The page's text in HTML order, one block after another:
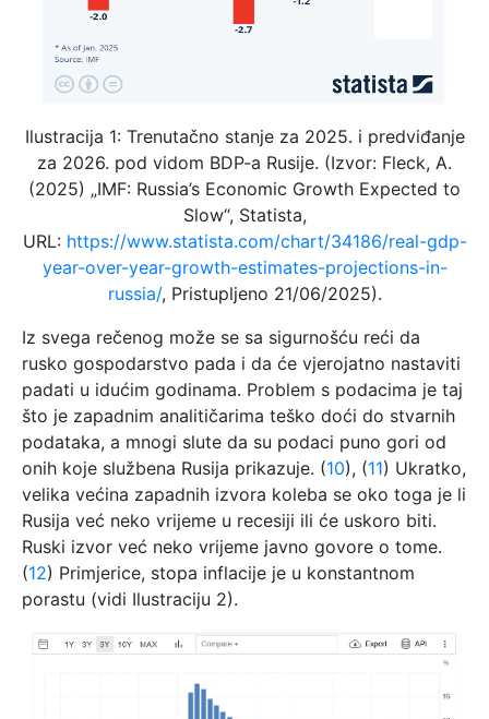
Ilustracija 1: Trenutačno stanje za 2025. i predviđanje
za 2026. pod vidom BDP-a Rusije. (Izvor: Fleck, A.
(2025) „IMF: Russia’s Economic Growth Expected to
Slow“, Statista,
URL: https://www.statista.com/chart/34186/real-gdp-
year-over-year-growth-estimates-projections-in-
russia/, Pristupljeno 21/06/2025).
Iz svega rečenog može se sa sigurnošću reći da
rusko gospodarstvo pada i da će vjerojatno nastaviti
padati u idućim godinama. Problem s podacima je taj
što je zapadnim analitičarima teško doći do stvarnih
podataka, a mnogi slute da su podaci puno gori od
onih koje službena Rusija prikazuje. (10), (11) Ukratko,
velika većina zapadnih izvora koleba se oko toga je li
Rusija već neko vrijeme u recesiji ili će uskoro biti.
Ruski izvor već neko vrijeme javno govore o tome.
(12) Primjerice, stopa inflacije je u konstantnom
porastu (vidi Ilustraciju 2).